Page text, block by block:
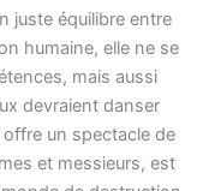
juste équilibre entre
humaine, elle ne se
mais aussi
devraient danser
un spectacle de
et messieurs, est